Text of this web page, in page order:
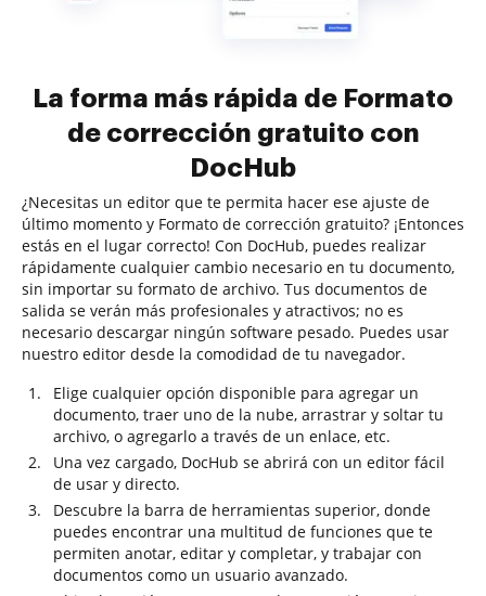
La forma más rápida de Formato
de corrección gratuito con
DocHub
¿Necesitas un editor que te permita hacer ese ajuste de
último momento y Formato de corrección gratuito? ¡Entonces
estás en el lugar correcto! Con DocHub, puedes realizar
rápidamente cualquier cambio necesario en tu documento,
sin importar su formato de archivo. Tus documentos de
salida se verán más profesionales y atractivos; no es
necesario descargar ningún software pesado. Puedes usar
nuestro editor desde la comodidad de tu navegador.
Elige cualquier opción disponible para agregar un
documento, traer uno de la nube, arrastrar y soltar tu
archivo, o agregarlo a través de un enlace, etc.
Una vez cargado, DocHub se abrirá con un editor fácil
de usar y directo.
Descubre la barra de herramientas superior, donde
puedes encontrar una multitud de funciones que te
permiten anotar, editar y completar, y trabajar con
documentos como un usuario avanzado.